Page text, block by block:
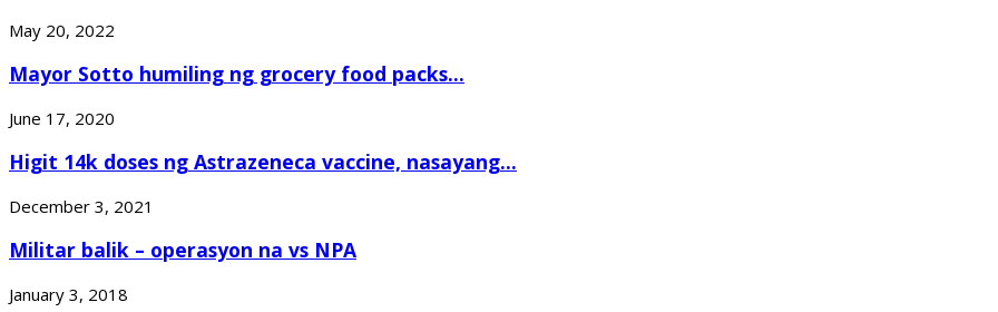
May 20, 2022
Mayor Sotto humiling ng grocery food packs...
June 17, 2020
Higit 14k doses ng Astrazeneca vaccine, nasayang...
December 3, 2021
Militar balik – operasyon na vs NPA
January 3, 2018